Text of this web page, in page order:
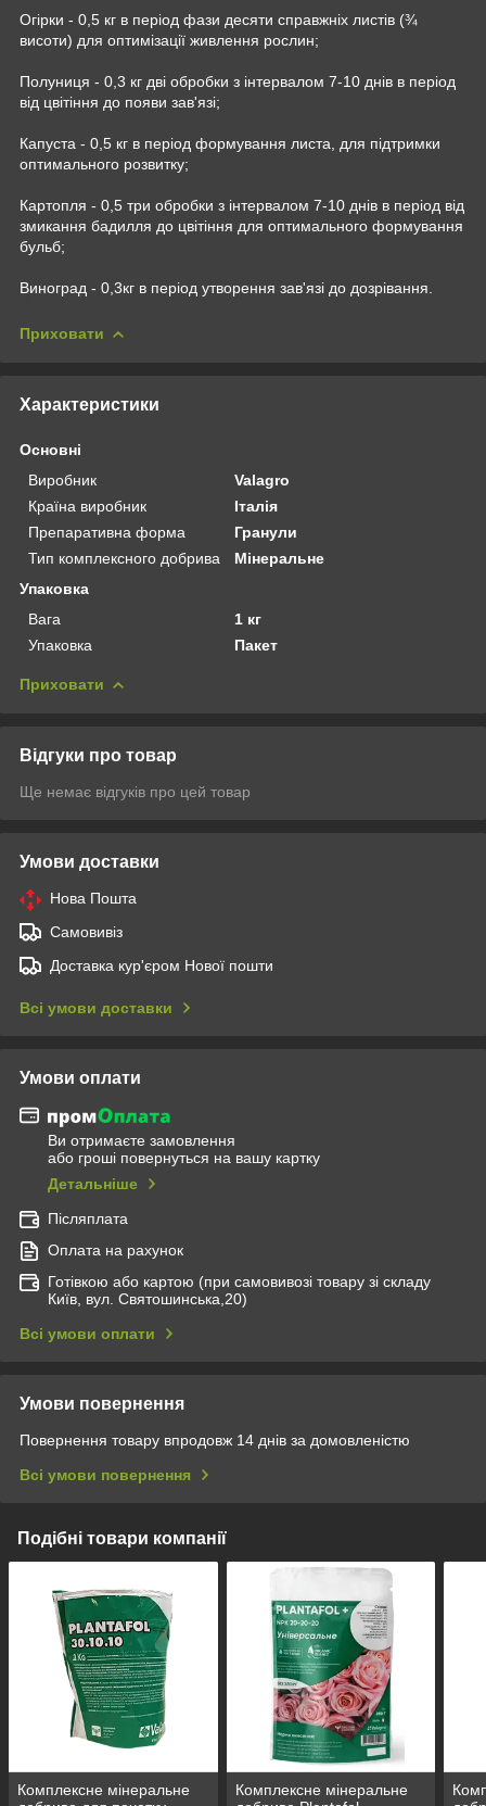
Огірки - 0,5 кг в період фази десяти справжніх листів (¾
висоти) для оптимізації живлення рослин;
Полуниця - 0,3 кг дві обробки з інтервалом 7-10 днів в період
від цвітіння до появи зав'язі;
Капуста - 0,5 кг в період формування листа, для підтримки
оптимального розвитку;
Картопля - 0,5 три обробки з інтервалом 7-10 днів в період від
змикання бадилля до цвітіння для оптимального формування
бульб;
Виноград - 0,3кг в період утворення зав'язі до дозрівання.
Приховати
Характеристики
Основні
Виробник
Valagro
Країна виробник
Італія
Препаративна форма
Гранули
Тип комплексного добрива
Мінеральне
Упаковка
Вага
1 кг
Упаковка
Пакет
Приховати
Відгуки про товар
Ще немає відгуків про цей товар
Умови доставки
Нова Пошта
Самовивіз
Доставка кур'єром Нової пошти
Всі умови доставки
Умови оплати
Ви отримаєте замовлення
або гроші повернуться на вашу картку
Детальніше
Післяплата
Оплата на рахунок
Готівкою або картою (при самовивозі товару зі складу
Київ, вул. Святошинська,20)
Всі умови оплати
Умови повернення
Повернення товару впродовж 14 днів за домовленістю
Всі умови повернення
Подібні товари компанії
Комплексне мінеральне
Комплексне мінеральне